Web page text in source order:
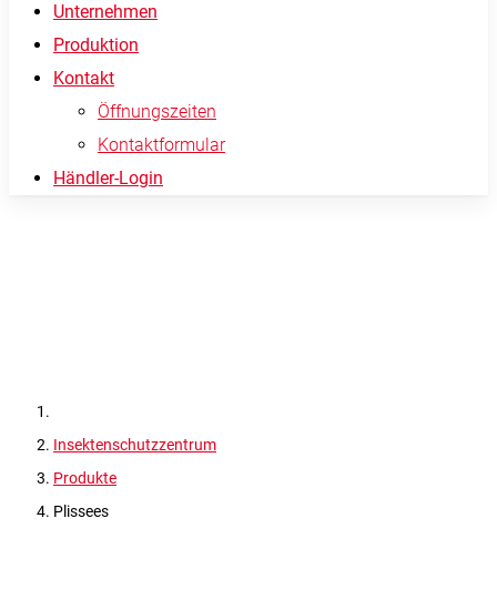
Unternehmen
Produktion
Kontakt
Öffnungszeiten
Kontaktformular
Händler-Login
Insektenschutzzentrum
Produkte
Plissees